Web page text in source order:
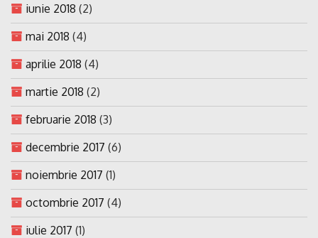
iunie 2018 (2)
mai 2018 (4)
aprilie 2018 (4)
martie 2018 (2)
februarie 2018 (3)
decembrie 2017 (6)
noiembrie 2017 (1)
octombrie 2017 (4)
iulie 2017 (1)